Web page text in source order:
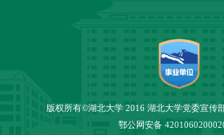
版权所有©湖北大学 2016 湖北大学党委宣传
鄂公网安备